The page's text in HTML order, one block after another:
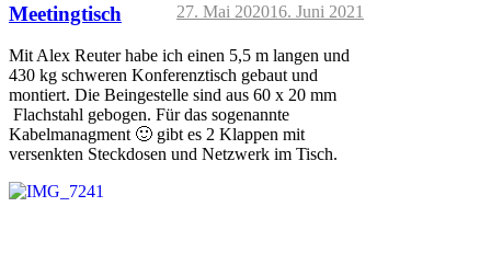
27. Mai 202016. Juni 2021
Meetingtisch
Mit Alex Reuter habe ich einen 5,5 m langen und
430 kg schweren Konferenztisch gebaut und
montiert. Die Beingestelle sind aus 60 x 20 mm
Flachstahl gebogen. Für das sogenannte
Kabelmanagment 🙂 gibt es 2 Klappen mit
versenkten Steckdosen und Netzwerk im Tisch.